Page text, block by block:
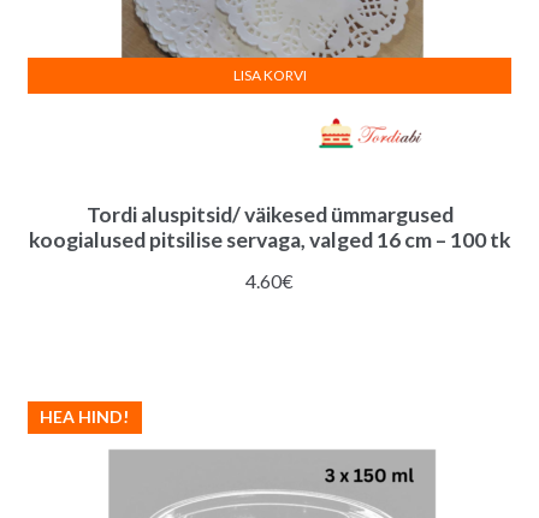
Tordi aluspitsid/ väikesed ümmargused
koogialused pitsilise servaga, valged 16 cm – 100 tk
4.60€
LISA KORVI
HEA HIND!